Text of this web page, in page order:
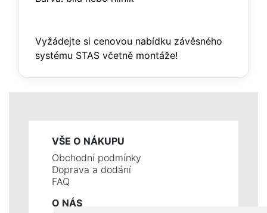
Vyžádejte si cenovou nabídku závěsného
systému STAS včetně montáže!
VŠE O NÁKUPU
Obchodní podmínky
Doprava a dodání
FAQ
O NÁS